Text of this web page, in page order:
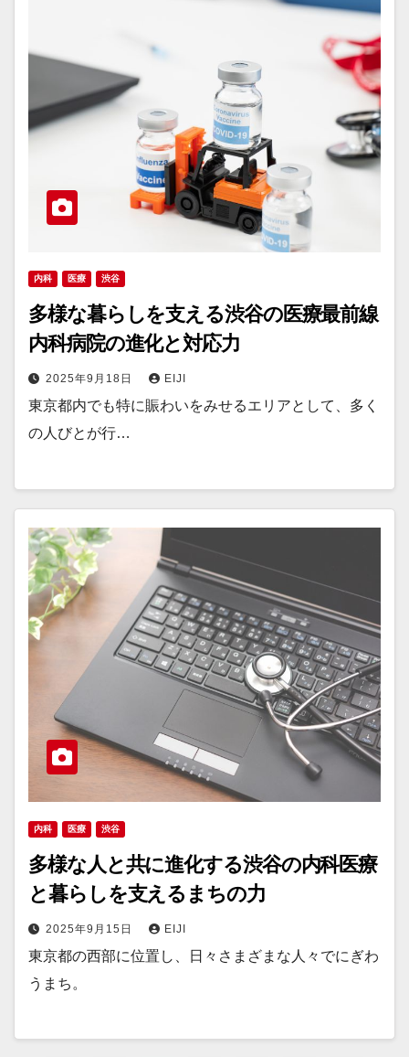
内科 医療 渋谷
多様な暮らしを支える渋谷の医療最前線
内科病院の進化と対応力
2025年9月18日 EIJI
東京都内でも特に賑わいをみせるエリアとして、多く
の人びとが行…
内科 医療 渋谷
多様な人と共に進化する渋谷の内科医療
と暮らしを支えるまちの力
2025年9月15日 EIJI
東京都の西部に位置し、日々さまざまな人々でにぎわ
うまち。